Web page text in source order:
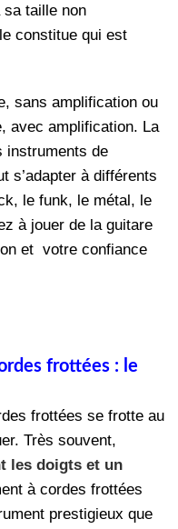
taille non
constitue qui est
sans amplification ou
avec amplification. La
instruments de
s’adapter à différents
le funk, le métal, le
à jouer de la guitare
et votre confiance
frottées : le
frottées se frotte au
Très souvent,
les doigts et un
à cordes frottées
prestigieux que